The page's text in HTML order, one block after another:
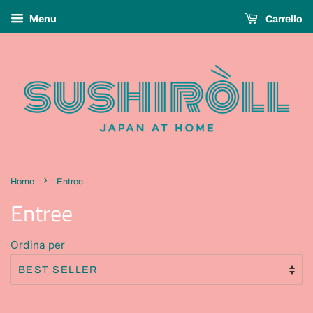
Menu Carrello
Home › Entree
Entree
Ordina per